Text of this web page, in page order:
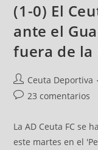
(1-0) El
ante el
fuera de la
Ceuta Deportiva
23 comentarios
La AD Ceuta FC se
este martes en el